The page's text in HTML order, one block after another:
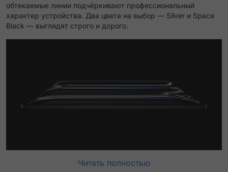
обтекаемые линии подчёркивают профессиональный
характер устройства. Два цвета на выбор — Silver и Space
Black — выглядят строго и дорого.
Читать полностью